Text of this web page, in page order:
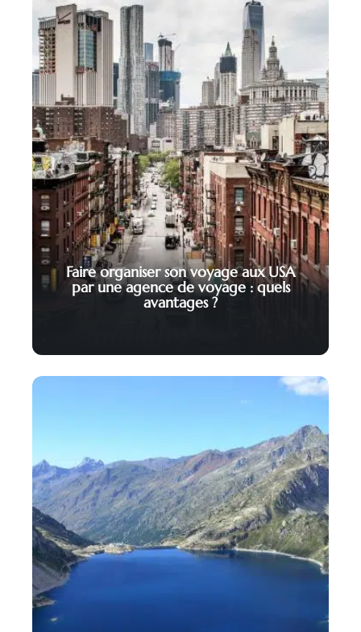
Faire organiser son voyage aux USA
par une agence de voyage : quels
avantages ?